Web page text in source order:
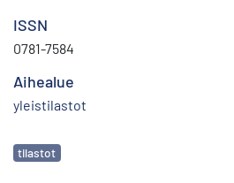
ISSN
0781-7584
Aihealue
yleistilastot
Avainsanat
tilastot